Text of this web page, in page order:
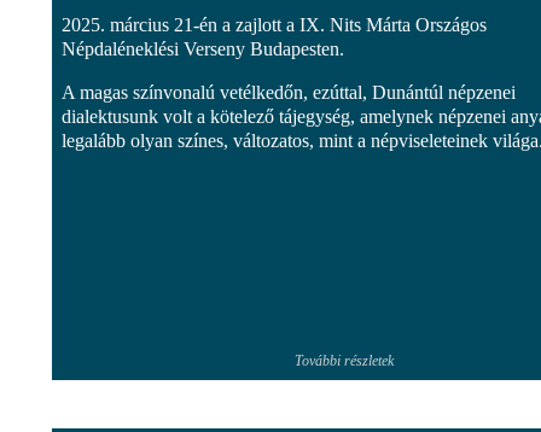
2025. március 21-én a zajlott a IX. Nits Márta Országos
Népdaléneklési Verseny Budapesten.
A magas színvonalú vetélkedőn, ezúttal, Dunántúl népzenei
dialektusunk volt a kötelező tájegység, amelynek népzenei
legalább olyan színes, változatos, mint a népviseleteinek
További részletek